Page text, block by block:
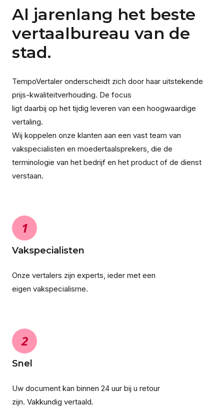
Al jarenlang het beste
vertaalbureau van de
stad.
TempoVertaler onderscheidt zich door haar uitstekende
prijs-kwaliteitverhouding. De focus
ligt daarbij op het tijdig leveren van een hoogwaardige
vertaling.
Wij koppelen onze klanten aan een vast team van
vakspecialisten en moedertaalsprekers, die de
terminologie van het bedrijf en het product of de dienst
verstaan.
1
Vakspecialisten
Onze vertalers zijn experts, ieder met een
eigen vakspecialisme.
2
Snel
Uw document kan binnen 24 uur bij u retour
zijn. Vakkundig vertaald.